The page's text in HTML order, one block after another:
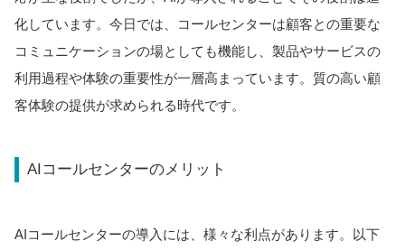
化しています。今日では、コールセンターは顧客との重要な
コミュニケーションの場としても機能し、製品やサービスの
利用過程や体験の重要性が一層高まっています。質の高い顧
客体験の提供が求められる時代です。
AIコールセンターのメリット
AIコールセンターの導入には、様々な利点があります。以下